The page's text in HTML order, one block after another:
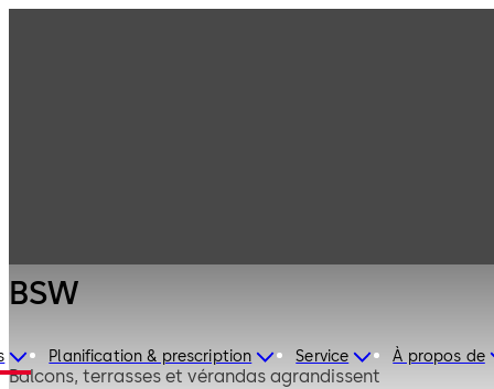
Planification & prescription Service À propos de
BSW
Balcons, terrasses et vérandas agrandissent